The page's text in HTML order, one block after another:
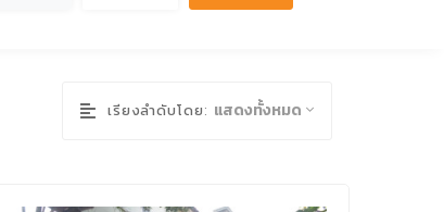
เรียงลำดับโดย: แสดงทั้งหมด